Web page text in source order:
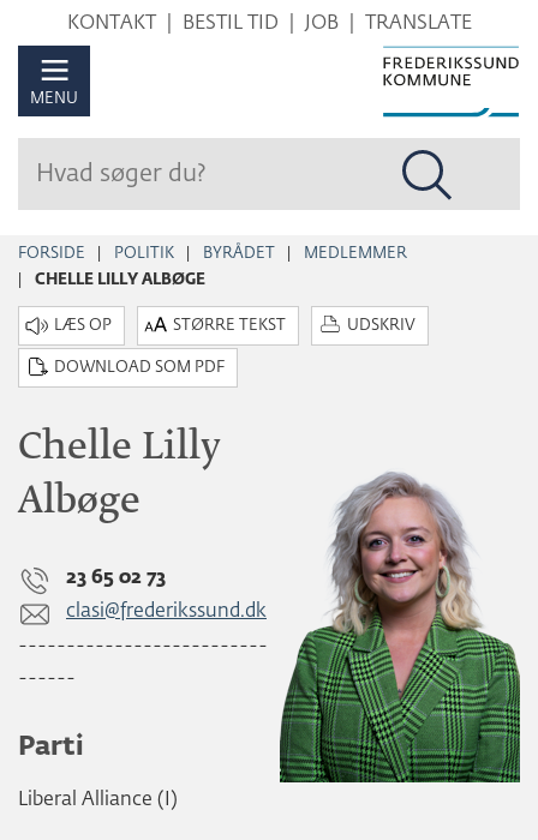
Hop
KONTAKT BESTIL TID JOB TRANSLATE
MENU
FORSIDE POLITIK BYRÅDET
MEDLEMMER
CHELLE LILLY ALBØGE
STØRRE TEKST UDSKRIV
DOWNLOAD SOM PDF
Chelle Lilly
Albøge
23 65 02 73
clasi@frederikssund.dk
--------------------------
------
Parti
Liberal Alliance (I)